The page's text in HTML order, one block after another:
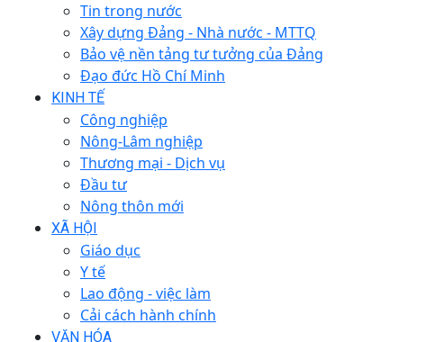
Tin trong nước
Xây dựng Đảng - Nhà nước - MTTQ
Bảo vệ nền tảng tư tưởng của Đảng
Đạo đức Hồ Chí Minh
KINH TẾ
Công nghiệp
Nông-Lâm nghiệp
Thương mại - Dịch vụ
Đầu tư
Nông thôn mới
XÃ HỘI
Giáo dục
Y tế
Lao động - việc làm
Cải cách hành chính
VĂN HÓA